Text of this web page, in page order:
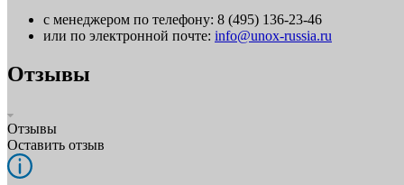
с менеджером по телефону: 8 (495) 136-23-46
или по электронной почте: info@unox-russia.ru
Отзывы
Отзывы
Оставить отзыв